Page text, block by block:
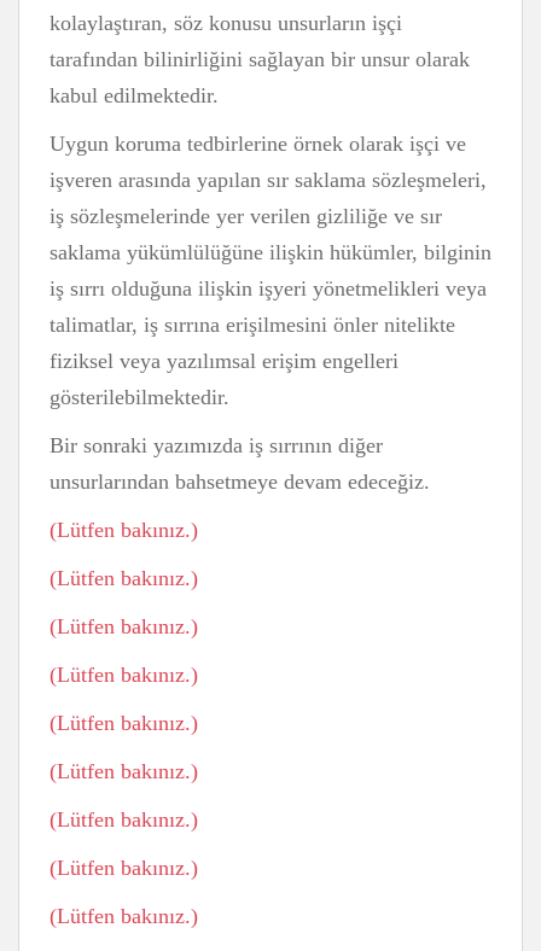
kolaylaştıran, söz konusu unsurların işçi
tarafından bilinirliğini sağlayan bir unsur olarak
kabul edilmektedir.
Uygun koruma tedbirlerine örnek olarak işçi ve
işveren arasında yapılan sır saklama sözleşmeleri,
iş sözleşmelerinde yer verilen gizliliğe ve sır
saklama yükümlülüğüne ilişkin hükümler, bilginin
iş sırrı olduğuna ilişkin işyeri yönetmelikleri veya
talimatlar, iş sırrına erişilmesini önler nitelikte
fiziksel veya yazılımsal erişim engelleri
gösterilebilmektedir.
Bir sonraki yazımızda iş sırrının diğer
unsurlarından bahsetmeye devam edeceğiz.
(Lütfen bakınız.)
(Lütfen bakınız.)
(Lütfen bakınız.)
(Lütfen bakınız.)
(Lütfen bakınız.)
(Lütfen bakınız.)
(Lütfen bakınız.)
(Lütfen bakınız.)
(Lütfen bakınız.)